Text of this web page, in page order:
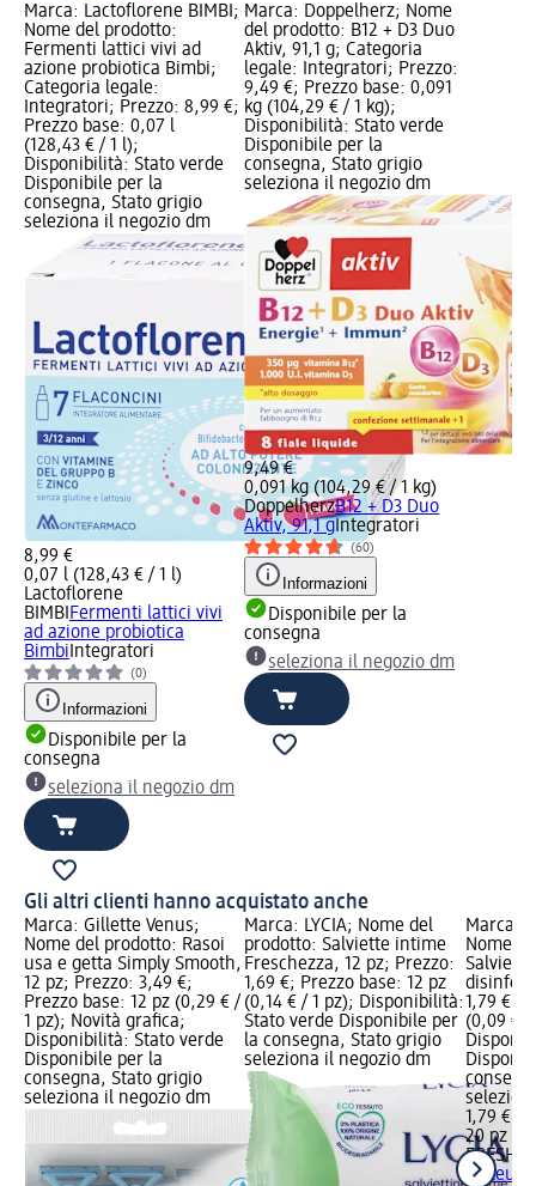
Marca: Lactoflorene BIMBI;
Nome del prodotto:
Fermenti lattici vivi ad
azione probiotica Bimbi;
Categoria legale:
Integratori; Prezzo: 8,99 €;
Prezzo base: 0,07 l
(128,43 € / 1 l);
Disponibilità: Stato verde
Disponibile per la
consegna, Stato grigio
seleziona il negozio dm
8,99 €
0,07 l (128,43 € / 1 l)
Lactoflorene
BIMBI Fermenti lattici vivi
ad azione probiotica
Bimbi Integratori
(0)
Informazioni
Disponibile per la
consegna
seleziona il negozio dm
Marca: Doppelherz; Nome
del prodotto: B12 + D3 Duo
Aktiv, 91,1 g; Categoria
legale: Integratori; Prezzo:
9,49 €; Prezzo base: 0,091
kg (104,29 € / 1 kg);
Disponibilità: Stato verde
Disponibile per la
consegna, Stato grigio
seleziona il negozio dm
9,49 €
0,091 kg (104,29 € / 1 kg)
DoppelherzB12 + D3 Duo
Aktiv, 91,1 g Integratori
(60)
Informazioni
Disponibile per la
consegna
seleziona il negozio dm
Gli altri clienti hanno acquistato anche
Marca: Gillette Venus;
Nome del prodotto: Rasoi
usa e getta Simply Smooth,
12 pz; Prezzo: 3,49 €;
Prezzo base: 12 pz (0,29 € /
1 pz); Novità grafica;
Disponibilità: Stato verde
Disponibile per la
consegna, Stato grigio
seleziona il negozio dm
Marca: LYCIA; Nome del
prodotto: Salviette intime
Freschezza, 12 pz; Prezzo:
1,69 €; Prezzo base: 12 pz
(0,14 € / 1 pz); Disponibilità:
Stato verde Disponibile per
la consegna, Stato grigio
seleziona il negozio dm
Marca:
Nome
1,79 €;
(0,09 € /
1,79 €
20 pz
FRESH